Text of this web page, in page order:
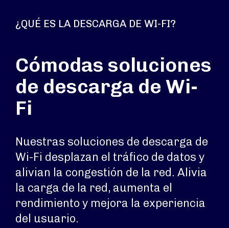
¿QUÉ ES LA DESCARGA DE WI-FI?
Cómodas soluciones
de descarga de Wi-
Fi
Nuestras soluciones de descarga de
Wi-Fi desplazan el tráfico de datos y
alivian la congestión de la red. Alivia
la carga de la red, aumenta el
rendimiento y mejora la experiencia
del usuario.